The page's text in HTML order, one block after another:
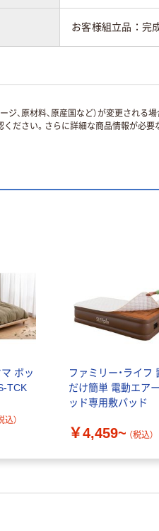
お客様組立品：完
、原材料、原産国など）が変更される
さい。さらに詳細な商品情報が必要
ボッ
TCK
込）
ファミリー・ライフ
だけ簡単 電動エア
ッド専用敷パッド
￥4,459~ （税込）